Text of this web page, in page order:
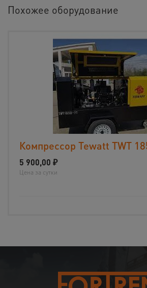
Похожее оборудование
Компрессор Tewatt TWT
5 900,00 ₽
Цена за сутки